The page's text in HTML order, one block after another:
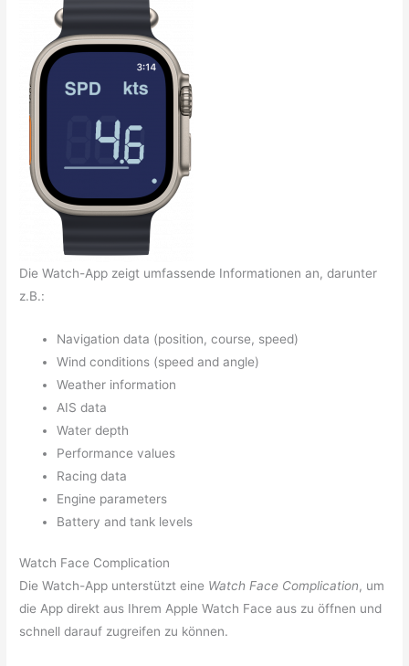
Die Watch-App zeigt umfassende Informationen an, darunter
z.B.:
Navigation data (position, course, speed)
Wind conditions (speed and angle)
Weather information
AIS data
Water depth
Performance values
Racing data
Engine parameters
Battery and tank levels
Watch Face Complication
Die Watch-App unterstützt eine Watch Face Complication, um
die App direkt aus Ihrem Apple Watch Face aus zu öffnen und
schnell darauf zugreifen zu können.